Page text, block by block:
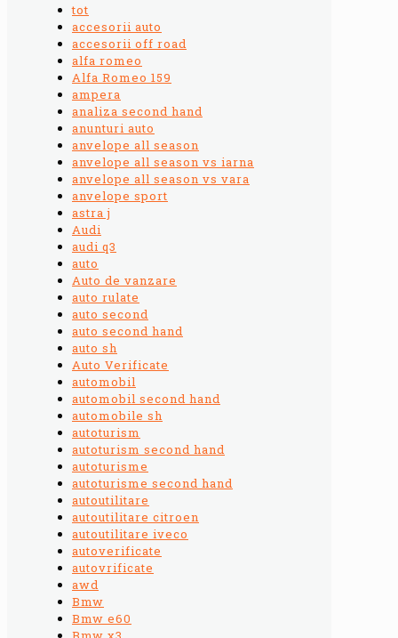
tot
accesorii auto
accesorii off road
alfa romeo
Alfa Romeo 159
ampera
analiza second hand
anunturi auto
anvelope all season
anvelope all season vs iarna
anvelope all season vs vara
anvelope sport
astra j
Audi
audi q3
auto
Auto de vanzare
auto rulate
auto second
auto second hand
auto sh
Auto Verificate
automobil
automobil second hand
automobile sh
autoturism
autoturism second hand
autoturisme
autoturisme second hand
autoutilitare
autoutilitare citroen
autoutilitare iveco
autoverificate
autovrificate
awd
Bmw
Bmw e60